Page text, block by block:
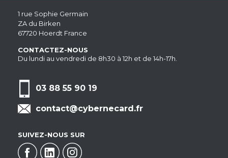
1 rue Sophie Germain
ZA du Birken
67720 Hoerdt France
CONTACTEZ-NOUS
Du lundi au vendredi de 8h30 à 12h et de 14h-17h.
03 88 55 90 19
contact@cybernecard.fr
SUIVEZ-NOUS SUR